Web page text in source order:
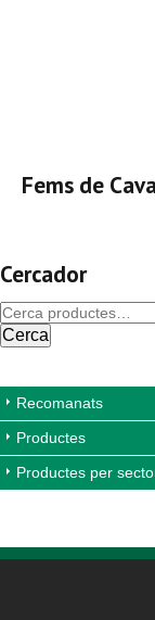
Fems de
Cercador
Cerca
Recomanats
Productes
Productes per